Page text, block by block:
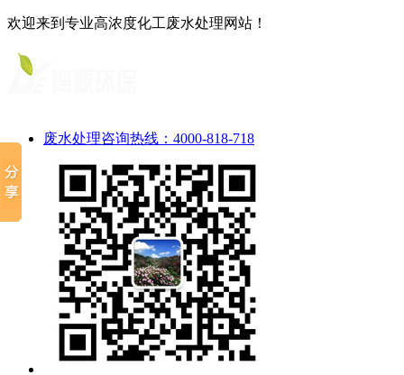
欢迎来到专业高浓度化工废水处理网站！
废水处理咨询热线：4000-818-718